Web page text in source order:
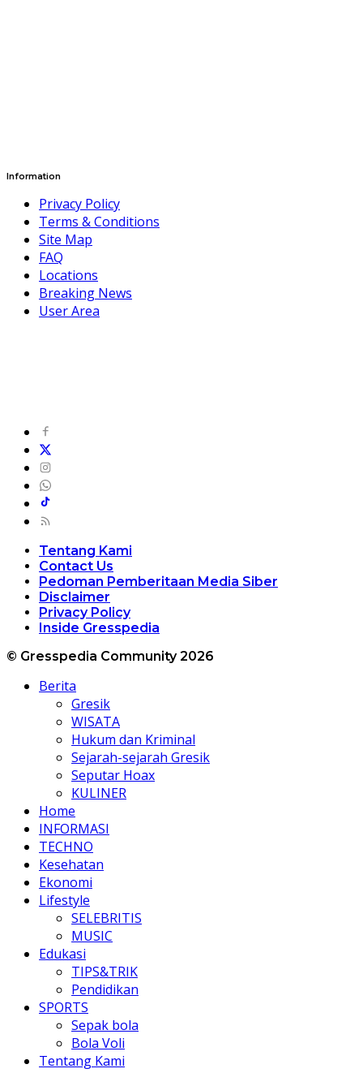
Information
Privacy Policy
Terms & Conditions
Site Map
FAQ
Locations
Breaking News
User Area
Tentang Kami
Contact Us
Pedoman Pemberitaan Media Siber
Disclaimer
Privacy Policy
Inside Gresspedia
© Gresspedia Community 2026
Berita
Gresik
WISATA
Hukum dan Kriminal
Sejarah-sejarah Gresik
Seputar Hoax
KULINER
Home
INFORMASI
TECHNO
Kesehatan
Ekonomi
Lifestyle
SELEBRITIS
MUSIC
Edukasi
TIPS&TRIK
Pendidikan
SPORTS
Sepak bola
Bola Voli
Tentang Kami